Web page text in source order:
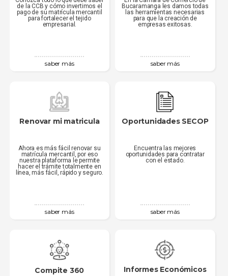
de la CCB y cómo invertimos el
pago de su matrícula mercantil
para fortalecer el tejido
empresarial.
saber más
Bucaramanga les damos todas
las herramientas necesarias
para que la creación de
empresas exitosas.
saber más
Renovar mi matricula
Ahora es más fácil renovar su
matrícula mercantil, por eso
nuestra plataforma le permite
hacer el trámite totalmente en
línea, más fácil, rápido y seguro.
saber más
Oportunidades SECOP
Encuentra las mejores
oportunidades para contratar
con el estado.
saber más
Compite 360 Informes Económicos